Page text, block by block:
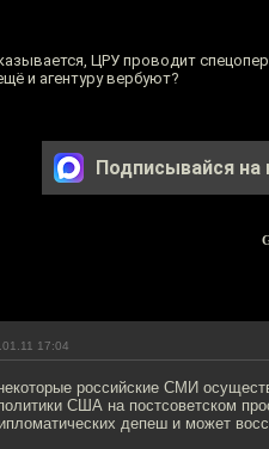
ЦРУ проводит
и агентуру вербуют?
Подписывайся на
17:04
российские СМИ
США на постсоветском
депеш и может